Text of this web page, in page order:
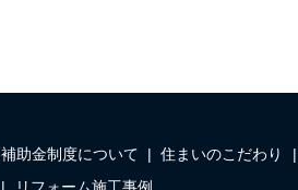
補助金制度について 住まいのこだわり